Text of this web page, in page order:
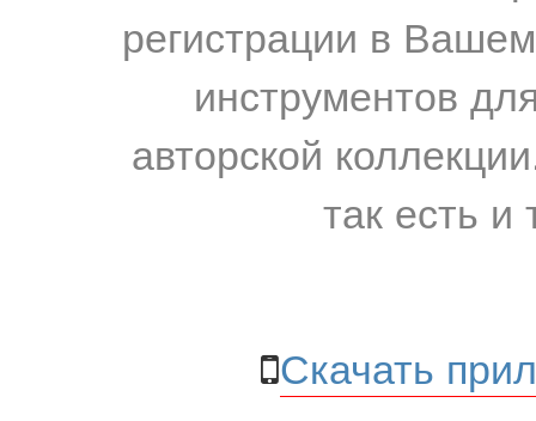
регистрации в
инструментов
авторской
так есть и
Скачать